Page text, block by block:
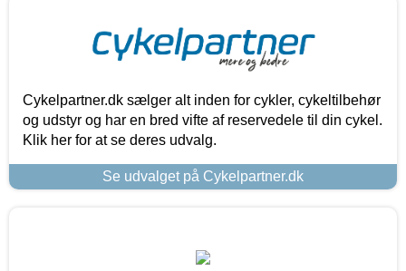
Cykelpartner.dk sælger alt inden for cykler, cykeltilbehør
og udstyr og har en bred vifte af reservedele til din cykel.
Klik her for at se deres udvalg.
Se udvalget på Cykelpartner.dk